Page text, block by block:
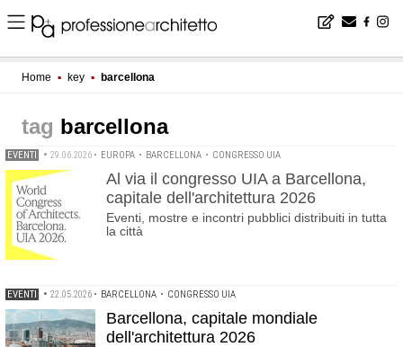
Home ▪ key ▪ barcellona
barcellona
EVENTI • 29.06.2026 • EUROPA • BARCELLONA • CONGRESSO UIA
Al via il congresso UIA a Barcellona,
capitale dell'architettura 2026
Eventi, mostre e incontri pubblici distribuiti in tutta
la città
EVENTI • 22.05.2026 • BARCELLONA • CONGRESSO UIA
Barcellona, capitale mondiale
dell'architettura 2026